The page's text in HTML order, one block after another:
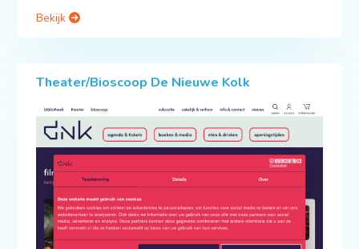
Bekijk
Theater/Bioscoop De Nieuwe Kolk